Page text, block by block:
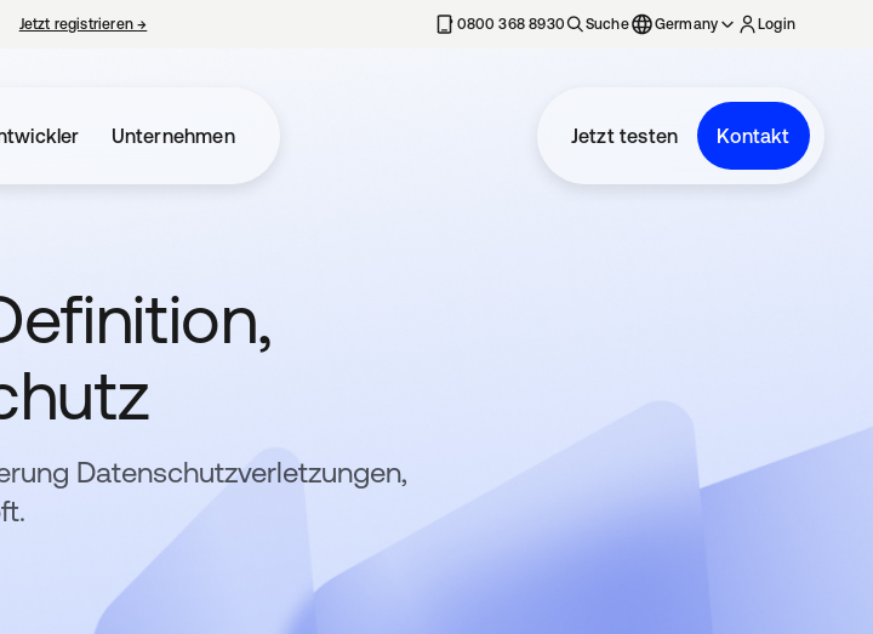
Jetzt registrieren→ 0800 368 8930 Suche Germany Login
Unternehmen Jetzt testen Kontakt
Datenschutzverletzungen,